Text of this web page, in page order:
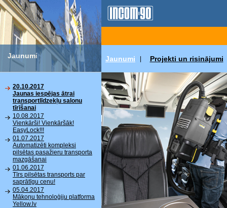
Jaunumi Jaunumi Projekti un risinājumi
20.10.2017
Jaunas iespējas ātrai
transportlīdzekļu salonu
tīrīšanai
10.08.2017
Vienkārši! Vienkāršāk!
EasyLock!!!
01.07.2017
Automatizēti kompleksi
pilsētas pasažieru transporta
mazgāšanai
01.06.2017
Tīrs pilsētas transports par
saprātīgu cenu!
05.04.2017
Mākoņu tehnoloģiju platforma
Yellow.lv